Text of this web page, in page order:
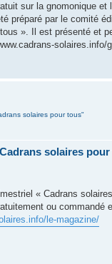
sur la gnomonique
préparé par le comité
». Il est présenté et
solaires.info/
solaires pour tous"
solaires
« Cadrans
ou commandé
le-magazine/